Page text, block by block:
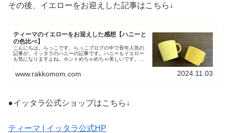
その後、イエローをお迎えした記事はこちら↓
ティーマのイエローをお迎えした感想【ハニーと
の色比べ】
こんにちは。らっこです。らっこブログの中で長年人気の
記事が、イッタラのハニーの記事です。ハニーもイエロー
も気になりますよね。ホントめちゃめちゃ美しいです。こ
www.rakkomom.com 2024.11.03
●イッタラ公式ショップはこちら↓
ティーマ | イッタラ公式HP